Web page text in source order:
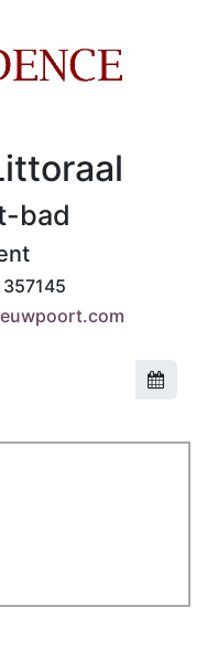
bad
357145